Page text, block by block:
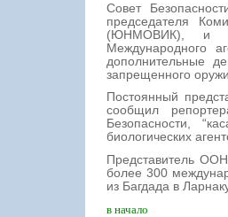
Совет
председателя
(ЮНМОВИК), и
Международного
дополнительные
запрещенного
Постоянный
сообщил
Безопасности,
биологических
Представитель
более 300
из Багдада в
в начало